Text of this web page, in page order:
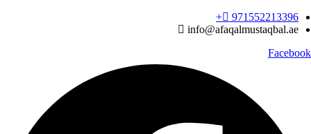
Skip
to
971552213396‬+
info@afaqalmustaqbal.ae
Facebook